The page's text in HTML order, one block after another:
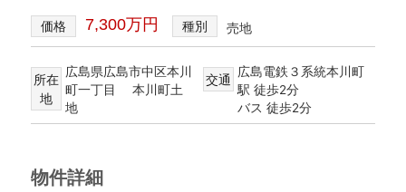
ー
価格 7,300万円 種別 売地
所在
地
広島県広島市中区本川
町一丁目 本川町土
地
交通
広島電鉄３系統本川町
駅 徒歩2分
バス 徒歩2分
物件詳細